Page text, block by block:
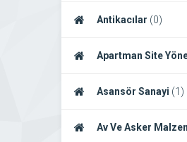
Antikacılar (0)
Apartman Site
Asansör Sanayi (1)
Av Ve Asker